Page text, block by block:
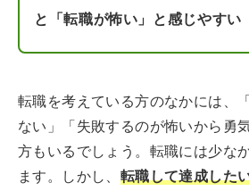
と「転職が怖い」と感じやすい
転職を考えている方のなかには、
ない」「失敗するのが怖いから勇
方もいるでしょう。転職には少な
ます。しかし、 転職して達成した